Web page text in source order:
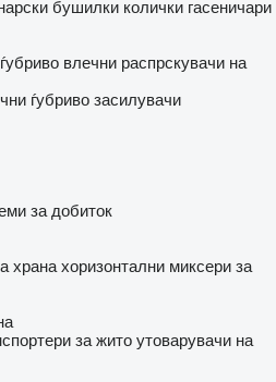
бушилки колички гасеничари
влечни распрскувачи на
ѓубриво засилувачи
за добиток
храна хоризонтални миксери за
за жито утоварувачи на